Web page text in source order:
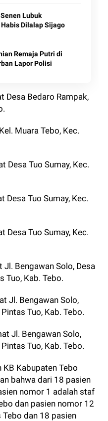
Lubuk
Dilalap Sijago
Remaja Putri di
Lapor Polisi
Desa Bedaro Rampak,
Muara Tebo, Kec.
Desa Tuo Sumay, Kec.
Desa Tuo Sumay, Kec.
Desa Tuo Sumay, Kec.
Jl. Bengawan Solo, Desa
Tuo, Kab. Tebo.
Jl. Bengawan Solo,
Tuo, Kab. Tebo.
Jl. Bengawan Solo,
Tuo, Kab. Tebo.
KB Kabupaten Tebo
bahwa dari 18 pasien
nomor 1 adalah staf
dan pasien nomor 12
dan 18 pasien